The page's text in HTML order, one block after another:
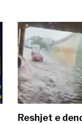
Reshjet e